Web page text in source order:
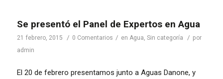
Se presentó el Panel de Expertos en Agua
21 febrero, 2015 / 0 Comentarios / en Agua, Sin categoría / por
admin
El 20 de febrero presentamos junto a Aguas Danone, y